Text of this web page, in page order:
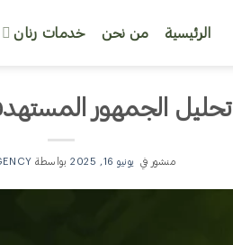
الرئيسية من نحن خدمات رنان
تحليل الجمهور
منشور في يونيو 16, 2025 بواسطة